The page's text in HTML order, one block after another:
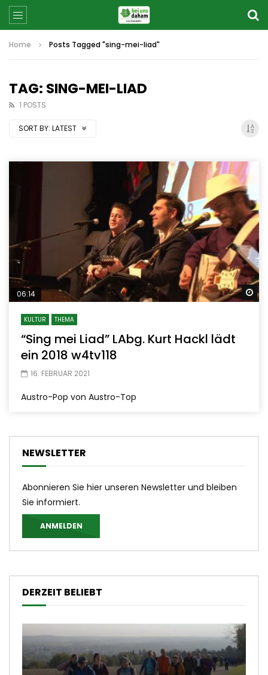
Home Posts Tagged "sing-mei-liad"
TAG: SING-MEI-LIAD
1 POSTS
SORT BY: LATEST
06:14
KULTUR THEMA
“Sing mei Liad” LAbg. Kurt Hackl lädt
ein 2018 w4tv118
16. FEBRUAR 2021
Austro-Pop von Austro-Top
NEWSLETTER
Abonnieren Sie hier unseren Newsletter und bleiben
Sie informiert.
ANMELDEN
DERZEIT BELIEBT